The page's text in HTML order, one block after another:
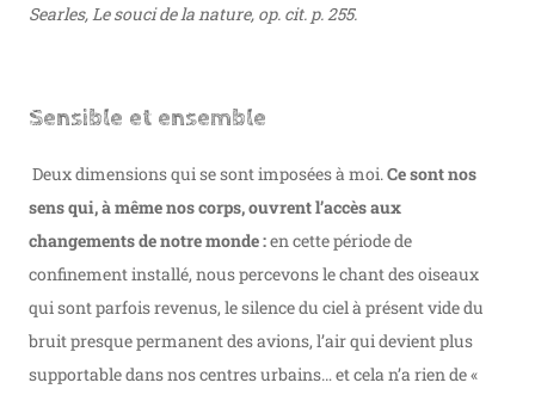
Searles, Le souci de la nature, op. cit. p. 255.
Sensible et ensemble
Deux dimensions qui se sont imposées à moi.Ce sont nos
sens qui, à même nos corps, ouvrent l’accès aux
changements de notre monde :en cette période de
confinement installé, nous percevons le chant des oiseaux
qui sont parfois revenus, le silence du ciel à présent vide du
bruit presque permanent des avions, l’air qui devient plus
supportable dans nos centres urbains… et cela n’a rien de «